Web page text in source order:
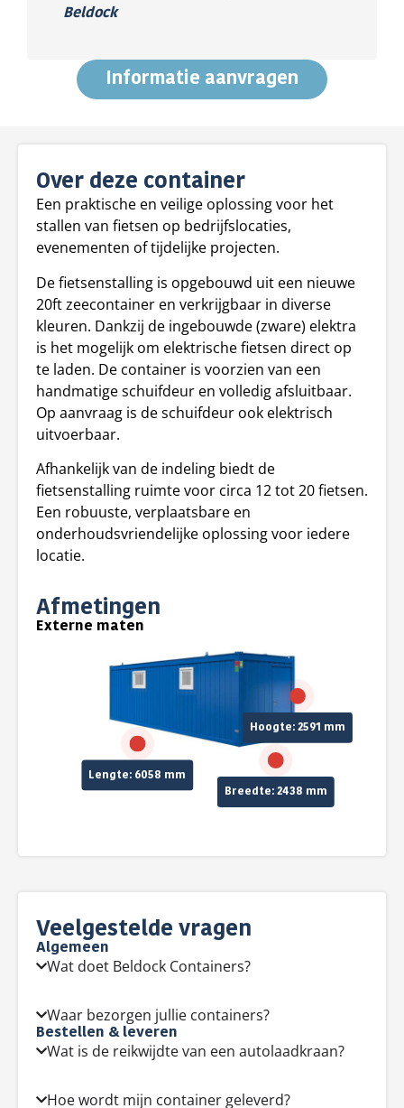
Beldock
Informatie aanvragen
Over deze container
Een praktische en veilige oplossing voor het
stallen van fietsen op bedrijfslocaties,
evenementen of tijdelijke projecten.
De fietsenstalling is opgebouwd uit een nieuwe
20ft zeecontainer en verkrijgbaar in diverse
kleuren. Dankzij de ingebouwde (zware) elektra
is het mogelijk om elektrische fietsen direct op
te laden. De container is voorzien van een
handmatige schuifdeur en volledig afsluitbaar.
Op aanvraag is de schuifdeur ook elektrisch
uitvoerbaar.
Afhankelijk van de indeling biedt de
fietsenstalling ruimte voor circa 12 tot 20 fietsen.
Een robuuste, verplaatsbare en
onderhoudsvriendelijke oplossing voor iedere
locatie.
Afmetingen
Externe maten
Breedte: 2438 mm
Hoogte: 2591 mm
Lengte: 6058 mm
Veelgestelde vragen
Algemeen
Wat doet Beldock Containers?
Waar bezorgen jullie containers?
Bestellen & leveren
Wat is de reikwijdte van een autolaadkraan?
Hoe wordt mijn container geleverd?